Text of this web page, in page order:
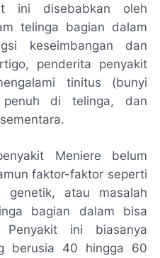
ini disebabkan oleh
telinga bagian dalam
keseimbangan dan
penderita penyakit
tinitus (bunyi
penuh di telinga, dan
Meniere belum
faktor-faktor seperti
genetik, atau masalah
bagian dalam bisa
Penyakit ini biasanya
berusia 40 hingga 60